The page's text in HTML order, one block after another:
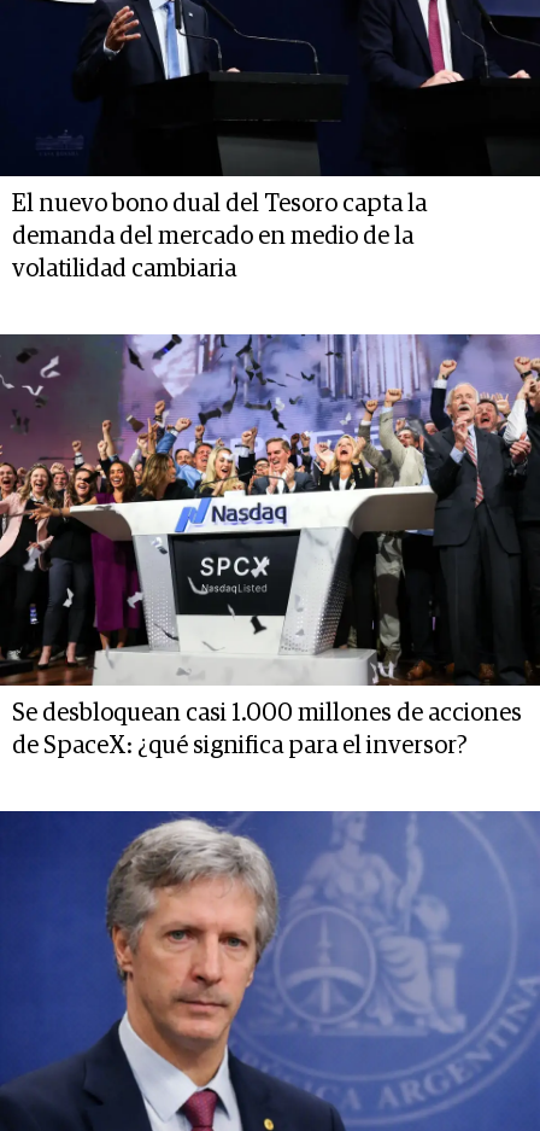
El nuevo bono dual del Tesoro capta la
demanda del mercado en medio de la
volatilidad cambiaria
Se desbloquean casi 1.000 millones de acciones
de SpaceX: ¿qué significa para el inversor?